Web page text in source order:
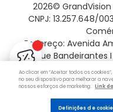
2026©
CNPJ: 13.257.648/
Endereço: Avenida
Parque Bandeirantes
Ao clicar em “Aceitar todos os
no seu dispositivo para melhorar a
nossos esforços de marketing. Link
Definições de